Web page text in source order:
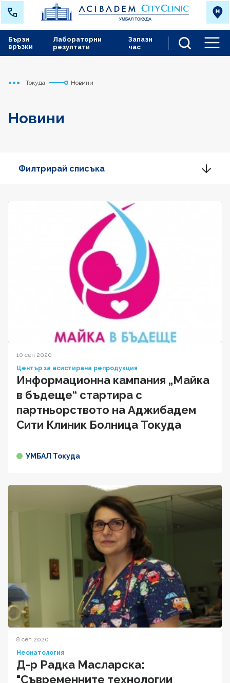
Лабораторни
резултати
Запази
час
Бързи
връзки
Начало
Токуда Новини
Новини
Филтрирай списъка
10 сеп 2020
Център за асистирана репродукция
Информационна кампания „Майка
в бъдеще“ стартира с
партньорството на Аджибадем
Сити Клиник Болница Токуда
УМБАЛ Токуда
8 сеп 2020
Неонатология
Д-р Радка Масларска:
"Съвременните технологии